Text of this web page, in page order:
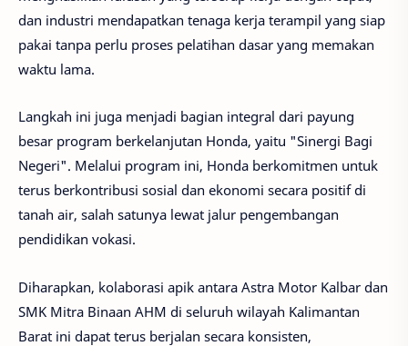
dan industri mendapatkan tenaga kerja terampil yang siap
pakai tanpa perlu proses pelatihan dasar yang memakan
waktu lama.
Langkah ini juga menjadi bagian integral dari payung
besar program berkelanjutan Honda, yaitu "Sinergi Bagi
Negeri". Melalui program ini, Honda berkomitmen untuk
terus berkontribusi sosial dan ekonomi secara positif di
tanah air, salah satunya lewat jalur pengembangan
pendidikan vokasi.
Diharapkan, kolaborasi apik antara Astra Motor Kalbar dan
SMK Mitra Binaan AHM di seluruh wilayah Kalimantan
Barat ini dapat terus berjalan secara konsisten,